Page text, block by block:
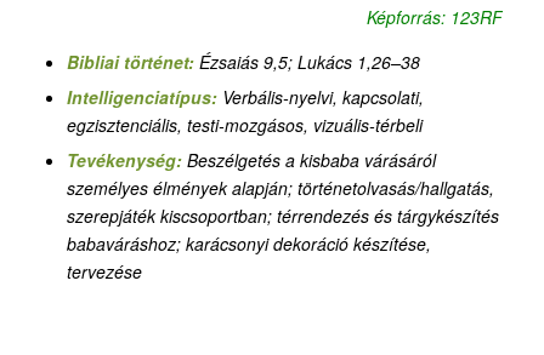
Képforrás: 123RF
Bibliai történet:Ézsaiás 9,5; Lukács 1,26–38
Intelligenciatípus: Verbális-nyelvi, kapcsolati,
egzisztenciális, testi-mozgásos, vizuális-térbeli
Tevékenység: Beszélgetés a kisbaba várásáról
személyes élmények alapján; történetolvasás/hallgatás,
szerepjáték kiscsoportban; térrendezés és tárgykészítés
babaváráshoz; karácsonyi dekoráció készítése,
tervezése